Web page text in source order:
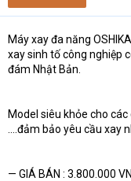
r
e
r
Máy xay đa năng
xay sinh tố công nghiệp
đám Nhật Bản.
Model siêu khỏe cho
....đảm bảo yêu cầu xay
— GIÁ BÁN : 3.800.000